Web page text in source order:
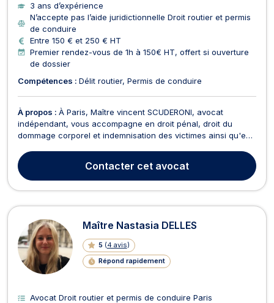
3 ans d’expérience
N’accepte pas l’aide juridictionnelle Droit routier et permis
de conduire
Entre 150 € et 250 € HT
Premier rendez-vous de 1h à 150€ HT, offert si ouverture
de dossier
Compétences : Délit routier Permis de conduire
À propos : À Paris, Maître vincent SCUDERONI, avocat
indépendant, vous accompagne en droit pénal, droit du
dommage corporel et indemnisation des victimes ainsi qu'en
problématiques juridiques en lien avec le permis de conduire,
la procédure pénale et la réparation du préjudice...
Contacter cet avocat
Maître Nastasia DELLES
5 (4 avis)
Répond rapidement
Avocat Droit routier et permis de conduire Paris